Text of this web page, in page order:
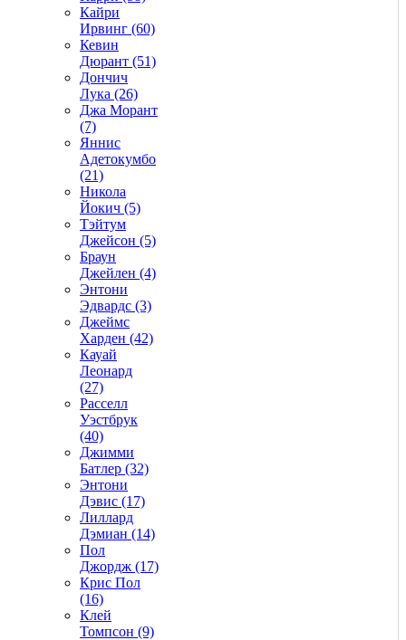
Кайри
Ирвинг (60)
Кевин
Дюрант (51)
Дончич
Лука (26)
Джа Морант
(7)
Яннис
Адетокумбо
(21)
Никола
Йокич (5)
Тэйтум
Джейсон (5)
Браун
Джейлен (4)
Энтони
Эдвардс (3)
Джеймс
Харден (42)
Кауай
Леонард
(27)
Расселл
Уэстбрук
(40)
Джимми
Батлер (32)
Энтони
Дэвис (17)
Лиллард
Дэмиан (14)
Пол
Джордж (17)
Крис Пол
(16)
Клей
Томпсон (9)